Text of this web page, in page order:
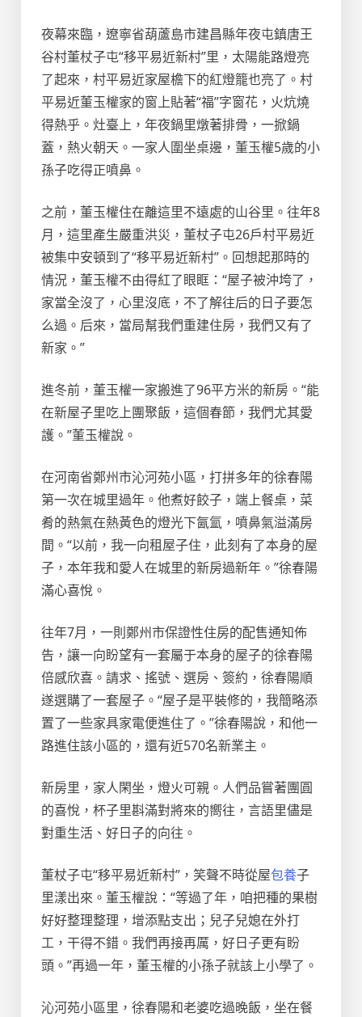
夜幕來臨，遼寧省葫蘆島市建昌縣年夜屯鎮唐王
谷村董杖子屯“移平易近新村”里，太陽能路燈亮
了起來，村平易近家屋檐下的紅燈籠也亮了。村
平易近董玉權家的窗上貼著“福”字窗花，火炕燒
得熱乎。灶臺上，年夜鍋里燉著排骨，一掀鍋
蓋，熱火朝天。一家人圍坐桌邊，董玉權5歲的小
孫子吃得正噴鼻。
之前，董玉權住在離這里不遠處的山谷里。往年8
月，這里產生嚴重洪災，董杖子屯26戶村平易近
被集中安頓到了“移平易近新村”。回想起那時的
情況，董玉權不由得紅了眼眶：“屋子被沖垮了，
家當全沒了，心里沒底，不了解往后的日子要怎
么過。后來，當局幫我們重建住房，我們又有了
新家。”
進冬前，董玉權一家搬進了96平方米的新房。“能
在新屋子里吃上團聚飯，這個春節，我們尤其愛
護。”董玉權說。
在河南省鄭州市沁河苑小區，打拼多年的徐春陽
第一次在城里過年。他煮好餃子，端上餐桌，菜
肴的熱氣在熱黃色的燈光下氤氳，噴鼻氣溢滿房
間。“以前，我一向租屋子住，此刻有了本身的屋
子，本年我和愛人在城里的新房過新年。”徐春陽
滿心喜悅。
往年7月，一則鄭州市保證性住房的配售通知佈
告，讓一向盼望有一套屬于本身的屋子的徐春陽
倍感欣喜。請求、搖號、選房、簽約，徐春陽順
遂選購了一套屋子。“屋子是平裝修的，我簡略添
置了一些家具家電便進住了。”徐春陽說，和他一
路進住該小區的，還有近570名新業主。
新房里，家人閑坐，燈火可親。人們品嘗著團圓
的喜悅，杯子里斟滿對將來的嚮往，言語里儘是
對重生活、好日子的向往。
董杖子屯“移平易近新村”，笑聲不時從屋包養子
里漾出來。董玉權說：“等過了年，咱把種的果樹
好好整理整理，增添點支出；兒子兒媳在外打
工，干得不錯。我們再接再厲，好日子更有盼
頭。”再過一年，董玉權的小孫子就該上小學了。
沁河苑小區里，徐春陽和老婆吃過晚飯，坐在餐